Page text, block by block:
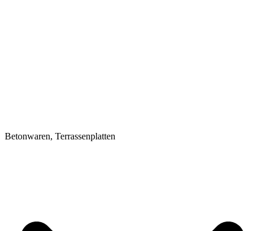
Betonwaren, Terrassenplatten